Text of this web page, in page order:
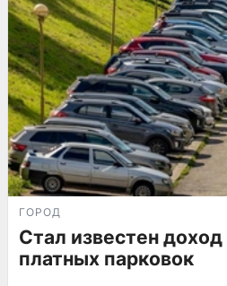
ГОРОД
Стал известен
платных парковок